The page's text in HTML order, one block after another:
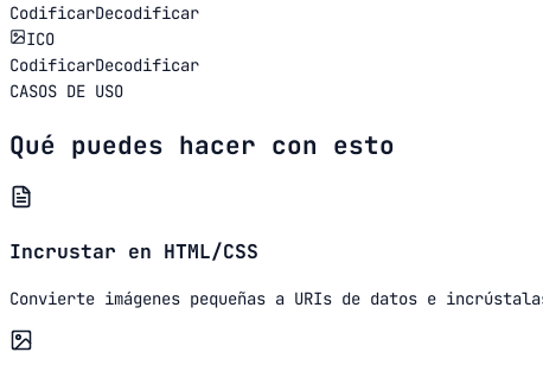
CodificarDecodificar
ICO
CodificarDecodificar
CASOS DE USO
Qué puedes hacer con esto
Incrustar en HTML/CSS
Convierte imágenes pequeñas a URIs de datos e